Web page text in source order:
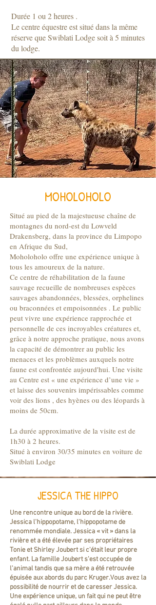
Durée 1 ou 2 heures .
Le centre équestre est situé dans la même
réserve que Swiblati Lodge soit à 5 minutes
du lodge.
MOHOLOHOLO
Situé au pied de la majestueuse chaîne de
montagnes du nord-est du Lowveld
Drakensberg, dans la province du Limpopo
en Afrique du Sud,
Moholoholo offre une expérience unique à
tous les amoureux de la nature.
Ce centre de réhabilitation de la faune
sauvage recueille de nombreuses espèces
sauvages abandonnées, blessées, orphelines
ou braconnées et empoisonnées . Le public
peut vivre une expérience rapprochée et
personnelle de ces incroyables créatures et,
grâce à notre approche pratique, nous avons
la capacité de démontrer au public les
menaces et les problèmes auxquels notre
faune est confrontée aujourd'hui. Une visite
au Centre est « une expérience d’une vie »
et laisse des souvenirs impérissables comme
voir des lions , des hyènes ou des léopards à
moins de 50cm.
La durée approximative de la visite est de
1h30 à 2 heures.
Situé à environ 30/35 minutes en voiture de
Swiblati Lodge
JESSICA THE HIPPO
Une rencontre unique au bord de la rivière.
Jessica l'hippopotame, l'hippopotame de
renommée mondiale. Jessica « vit » dans la
rivière et a été élevée par ses propriétaires
Tonie et Shirley Joubert si c'était leur propre
enfant. La famille Joubert s'est occupée de
l'animal tandis que sa mère a été retrouvée
épuisée aux abords du parc Kruger.Vous avez la
possibilité de nourrir et de caresser Jessica.
Une expérience unique, un fait qui ne peut être